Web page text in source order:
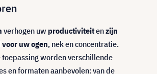
verhogen uw productiviteitenzijn
uw ogen, nek en concentratie.
worden verschillende
en formaten aanbevolen: van de